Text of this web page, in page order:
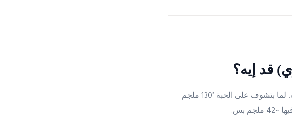
قد إيه؟
الرقم الكبير على الكبسولة مش وزن الحديد — ده وزن المركب كله. لما بتشوف على الحبة "130 ملجم